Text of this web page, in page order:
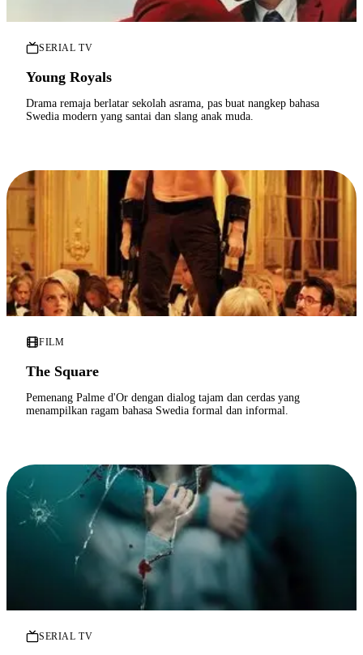
SERIAL TV
Young Royals
Drama remaja berlatar sekolah asrama, pas buat nangkep bahasa
Swedia modern yang santai dan slang anak muda.
FILM
The Square
Pemenang Palme d'Or dengan dialog tajam dan cerdas yang
menampilkan ragam bahasa Swedia formal dan informal.
SERIAL TV